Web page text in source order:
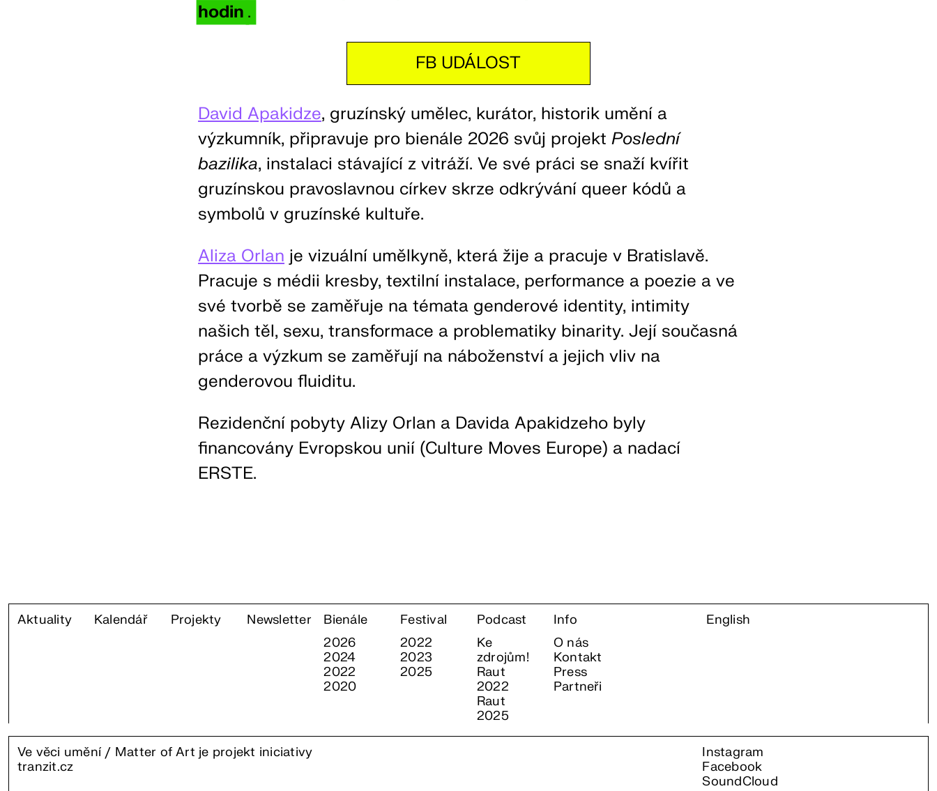
hodin .
FB UDÁLOST
David Apakidze, gruzínský umělec, kurátor, historik umění a
výzkumník, připravuje pro bienále 2026 svůj projekt Poslední
bazilika, instalaci stávající z vitráží. Ve své práci se snaží kvířit
gruzínskou pravoslavnou církev skrze odkrývání queer kódů a
symbolů v gruzínské kultuře.
Aliza Orlan je vizuální umělkyně, která žije a pracuje v Bratislavě.
Pracuje s médii kresby, textilní instalace, performance a poezie a ve
své tvorbě se zaměřuje na témata genderové identity, intimity
našich těl, sexu, transformace a problematiky binarity. Její současná
práce a výzkum se zaměřují na náboženství a jejich vliv na
genderovou fluiditu.
Rezidenční pobyty Alizy Orlan a Davida Apakidzeho byly
financovány Evropskou unií (Culture Moves Europe) a nadací
ERSTE.
Aktuality Kalendář Projekty Newsletter
Bienále
2026
2024
2022
2020
Festival
2022
2023
2025
Podcast
Ke
zdrojům!
Raut
2022
Raut
2025
Info
O nás
Kontakt
Press
Partneři
English
Ve věci umění / Matter of Art je projekt iniciativy
tranzit.cz
Instagram
Facebook
SoundCloud